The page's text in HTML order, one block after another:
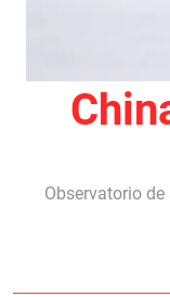
Observatorio